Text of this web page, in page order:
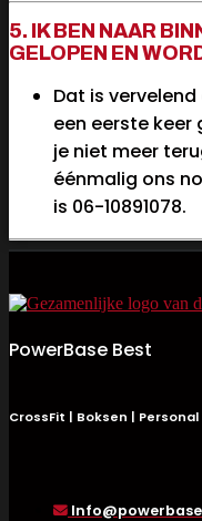
5. IK BEN NAAR
GELOPEN EN
Dat is
een eerste keer
je niet meer
éénmalig ons
is 06-10891078.
PowerBase Best
CrossFit | Boksen |